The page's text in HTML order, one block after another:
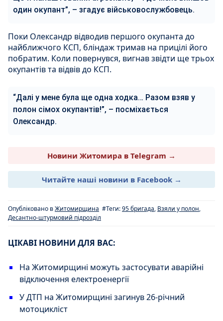
один окупант”, – згадує військовослужбовець.
Поки Олександр відводив першого окупанта до
найближчого КСП, бліндаж тримав на прицілі його
побратим. Коли повернувся, вигнав звідти ще трьох
окупантів та відвів до КСП.
“Далі у мене була ще одна ходка… Разом взяв у
полон сімох окупантів!”, – посміхається
Олександр.
Новини Житомира в Telegram →
Читайте наші новини в Facebook →
Опубліковано вЖитомирщина #Теги:95 бригада, Взяли у полон,
Десантно-штурмовий підрозділ
ЦІКАВІ НОВИНИ ДЛЯ ВАС:
На Житомирщині можуть застосувати аварійні
відключення електроенергії
У ДТП на Житомирщині загинув 26-річний
мотоцикліст